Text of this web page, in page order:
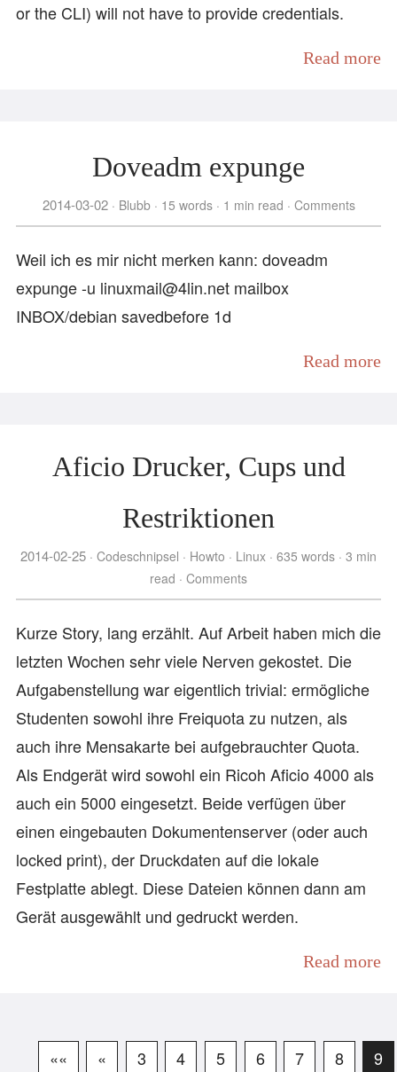
or the CLI) will not have to provide credentials.
Read more
Doveadm expunge
2014-03-02 Blubb 15 words 1 min read Comments
Weil ich es mir nicht merken kann: doveadm
expunge -u linuxmail@4lin.net mailbox
INBOX/debian savedbefore 1d
Read more
Aficio Drucker, Cups und
Restriktionen
2014-02-25 Codeschnipsel Howto Linux 635 words 3 min
read
Comments
Kurze Story, lang erzählt. Auf Arbeit haben mich die
letzten Wochen sehr viele Nerven gekostet. Die
Aufgabenstellung war eigentlich trivial: ermögliche
Studenten sowohl ihre Freiquota zu nutzen, als
auch ihre Mensakarte bei aufgebrauchter Quota.
Als Endgerät wird sowohl ein Ricoh Aficio 4000 als
auch ein 5000 eingesetzt. Beide verfügen über
einen eingebauten Dokumentenserver (oder auch
locked print), der Druckdaten auf die lokale
Festplatte ablegt. Diese Dateien können dann am
Gerät ausgewählt und gedruckt werden.
Read more
«« « 3 4 5 6 7 8 9